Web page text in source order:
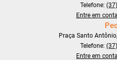
Telefone:
Entre em
Praça Santo
Telefone:
Entre em